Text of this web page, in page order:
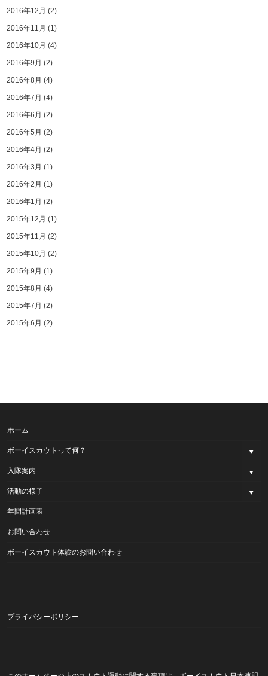
2016年12月 (2)
2016年11月 (1)
2016年10月 (4)
2016年9月 (2)
2016年8月 (4)
2016年7月 (4)
2016年6月 (2)
2016年5月 (2)
2016年4月 (2)
2016年3月 (1)
2016年2月 (1)
2016年1月 (2)
2015年12月 (1)
2015年11月 (2)
2015年10月 (2)
2015年9月 (1)
2015年8月 (4)
2015年7月 (2)
2015年6月 (2)
ホーム
ボーイスカウトって何？
入隊案内
活動の様子
年間計画表
お問い合わせ
ボーイスカウト体験のお問い合わせ
プライバシーポリシー